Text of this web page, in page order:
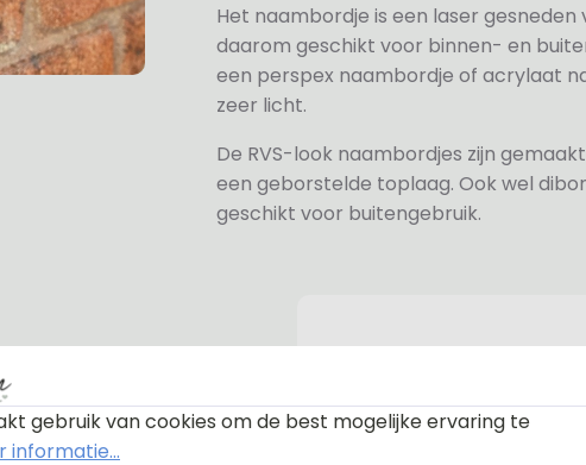
Het naambordje is een laser
daarom geschikt voor binnen- en
een perspex naambordje of acrylaat
zeer licht.
De RVS-look naambordjes zijn
een geborstelde toplaag. Ook wel
geschikt voor buitengebruik.
Standaard worden
gebruik van cookies om de best mogelijke ervaring te
informatie...